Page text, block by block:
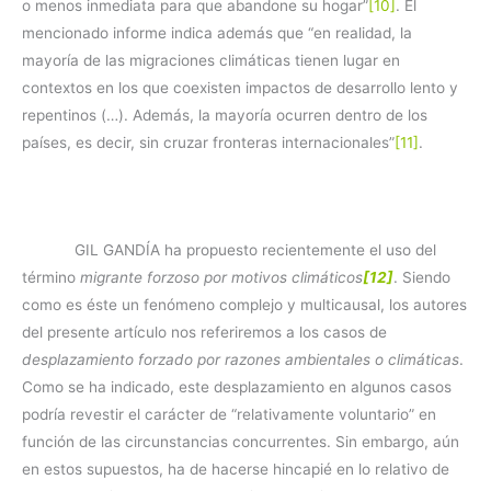
o menos inmediata para que abandone su hogar” [10] . El
mencionado informe indica además que “en realidad, la
mayoría de las migraciones climáticas tienen lugar en
contextos en los que coexisten impactos de desarrollo lento y
repentinos (…). Además, la mayoría ocurren dentro de los
países, es decir, sin cruzar fronteras internacionales”[11].
GIL GANDÍA ha propuesto recientemente el uso del
término migrante forzoso por motivos climáticos[12]. Siendo
como es éste un fenómeno complejo y multicausal, los autores
del presente artículo nos referiremos a los casos de
desplazamiento forzado por razones ambientales o climáticas.
Como se ha indicado, este desplazamiento en algunos casos
podría revestir el carácter de “relativamente voluntario” en
función de las circunstancias concurrentes. Sin embargo, aún
en estos supuestos, ha de hacerse hincapié en lo relativo de